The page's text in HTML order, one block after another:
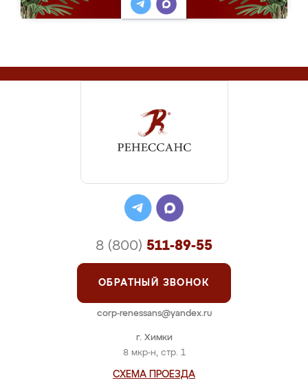
г. Химки
8 мкр-н, стр. 1
СХЕМА ПРОЕЗДА
8 (800) 511-89-55
ОБРАТНЫЙ ЗВОНОК
corp-renessans@yandex.ru